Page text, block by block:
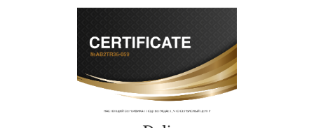
современное оборудование и
лицензированное ПО в ремонтно-
диагностических мастерских;
собственный склад комплектующих, что
позволяет сократить сроки
восстановительных работ;
услуги курьера для владельцев